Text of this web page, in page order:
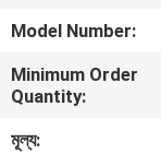
আমাদের
Model Number:
Minimum Order
Quantity:
মূল্য: